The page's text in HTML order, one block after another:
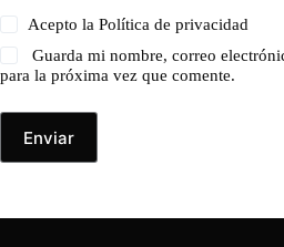
Acepto laPolítica de privacidad
Guarda mi nombre, correo
para la próxima vez que comente.
Enviar